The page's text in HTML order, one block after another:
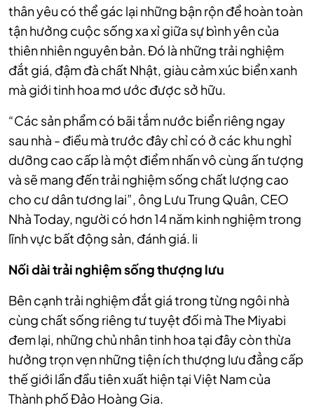
thân yêu có thể gác lại những bận rộn để hoàn toàn
tận hưởng cuộc sống xa xỉ giữa sự bình yên của
thiên nhiên nguyên bản. Đó là những trải nghiệm
đắt giá, đậm đà chất Nhật, giàu cảm xúc biển xanh
mà giới tinh hoa mơ ước được sở hữu.
“Các sản phẩm có bãi tắm nước biển riêng ngay
sau nhà - điều mà trước đây chỉ có ở các khu nghỉ
dưỡng cao cấp là một điểm nhấn vô cùng ấn tượng
và sẽ mang đến trải nghiệm sống chất lượng cao
cho cư dân tương lai”, ông Lưu Trung Quân, CEO
Nhà Today, người có hơn 14 năm kinh nghiệm trong
lĩnh vực bất động sản, đánh giá. li
Nối dài trải nghiệm sống thượng lưu
Bên cạnh trải nghiệm đắt giá trong từng ngôi nhà
cùng chất sống riêng tư tuyệt đối mà The Miyabi
đem lại, những chủ nhân tinh hoa tại đây còn thừa
hưởng trọn vẹn những tiện ích thượng lưu đẳng cấp
thế giới lần đầu tiên xuất hiện tại Việt Nam của
Thành phố Đảo Hoàng Gia.